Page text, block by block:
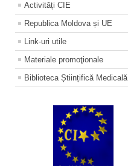
Activități CIE
Republica Moldova și UE
Link-uri utile
Materiale promoţionale
Biblioteca Științifică Medicală